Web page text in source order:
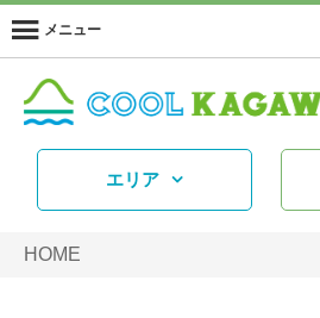
メニュー
エリア
HOME